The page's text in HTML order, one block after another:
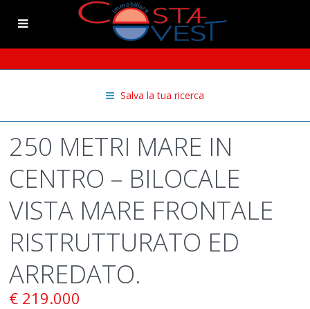
Salva la tua ricerca
250 METRI MARE IN
CENTRO – BILOCALE
VISTA MARE FRONTALE
RISTRUTTURATO ED
ARREDATO.
€ 219.000